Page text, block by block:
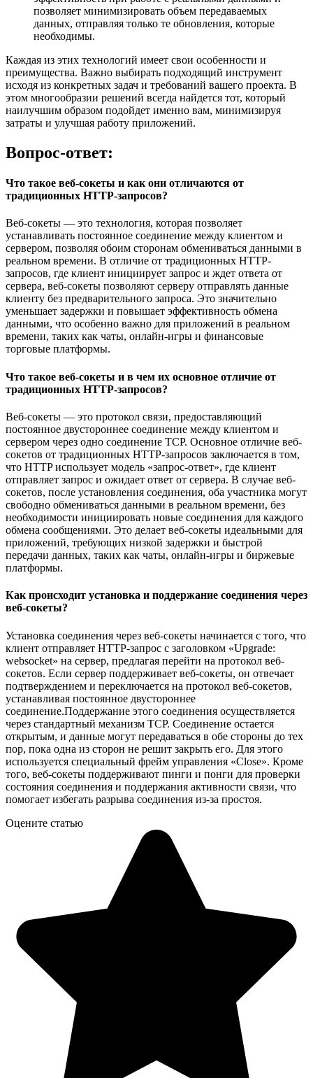
позволяет минимизировать объем передаваемых
данных, отправляя только те обновления, которые
необходимы.
Каждая из этих технологий имеет свои особенности и
преимущества. Важно выбирать подходящий инструмент
исходя из конкретных задач и требований вашего проекта. В
этом многообразии решений всегда найдется тот, который
наилучшим образом подойдет именно вам, минимизируя
затраты и улучшая работу приложений.
Вопрос-ответ:
Что такое веб-сокеты и как они отличаются от
традиционных HTTP-запросов?
Веб-сокеты — это технология, которая позволяет
устанавливать постоянное соединение между клиентом и
сервером, позволяя обоим сторонам обмениваться данными в
реальном времени. В отличие от традиционных HTTP-
запросов, где клиент инициирует запрос и ждет ответа от
сервера, веб-сокеты позволяют серверу отправлять данные
клиенту без предварительного запроса. Это значительно
уменьшает задержки и повышает эффективность обмена
данными, что особенно важно для приложений в реальном
времени, таких как чаты, онлайн-игры и финансовые
торговые платформы.
Что такое веб-сокеты и в чем их основное отличие от
традиционных HTTP-запросов?
Веб-сокеты — это протокол связи, предоставляющий
постоянное двустороннее соединение между клиентом и
сервером через одно соединение TCP. Основное отличие веб-
сокетов от традиционных HTTP-запросов заключается в том,
что HTTP использует модель «запрос-ответ», где клиент
отправляет запрос и ожидает ответ от сервера. В случае веб-
сокетов, после установления соединения, оба участника могут
свободно обмениваться данными в реальном времени, без
необходимости инициировать новые соединения для каждого
обмена сообщениями. Это делает веб-сокеты идеальными для
приложений, требующих низкой задержки и быстрой
передачи данных, таких как чаты, онлайн-игры и биржевые
платформы.
Как происходит установка и поддержание соединения через
веб-сокеты?
Установка соединения через веб-сокеты начинается с того, что
клиент отправляет HTTP-запрос с заголовком «Upgrade:
websocket» на сервер, предлагая перейти на протокол веб-
сокетов. Если сервер поддерживает веб-сокеты, он отвечает
подтверждением и переключается на протокол веб-сокетов,
устанавливая постоянное двустороннее
соединение.Поддержание этого соединения осуществляется
через стандартный механизм TCP. Соединение остается
открытым, и данные могут передаваться в обе стороны до тех
пор, пока одна из сторон не решит закрыть его. Для этого
используется специальный фрейм управления «Close». Кроме
того, веб-сокеты поддерживают пинги и понги для проверки
состояния соединения и поддержания активности связи, что
помогает избегать разрыва соединения из-за простоя.
Оцените статью